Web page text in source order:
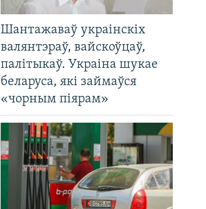
Шантажаваў украінскіх
валянтэраў, вайскоўцаў,
палітыкаў. Украіна шукае
беларуса, які займаўся
«чорным піярам»